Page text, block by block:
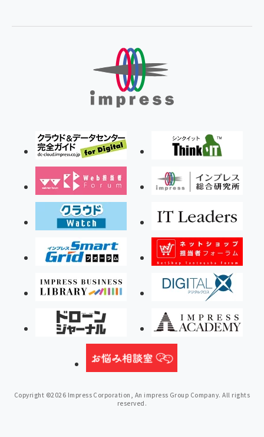
Copyright ©2026 Impress Corporation, An impress Group Company. All rights
reserved.